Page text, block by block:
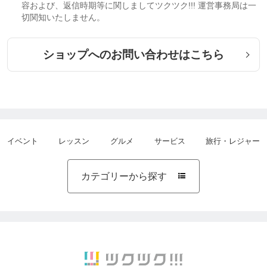
容および、返信時期等に関しましてツクツク!!! 運営事務局は一
切関知いたしません。
ショップへのお問い合わせはこちら
イベント レッスン グルメ サービス 旅行・レジャー
カテゴリーから探す 